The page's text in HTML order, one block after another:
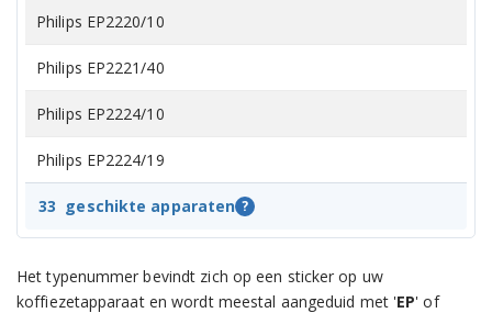
Philips EP2220/10
Philips EP2221/40
Philips EP2224/10
Philips EP2224/19
Philips EP2224/40
Philips EP2231/40
33 geschikte apparaten ?
Het typenummer bevindt zich op een sticker op uw
koffiezetapparaat en wordt meestal aangeduid met 'EP' of